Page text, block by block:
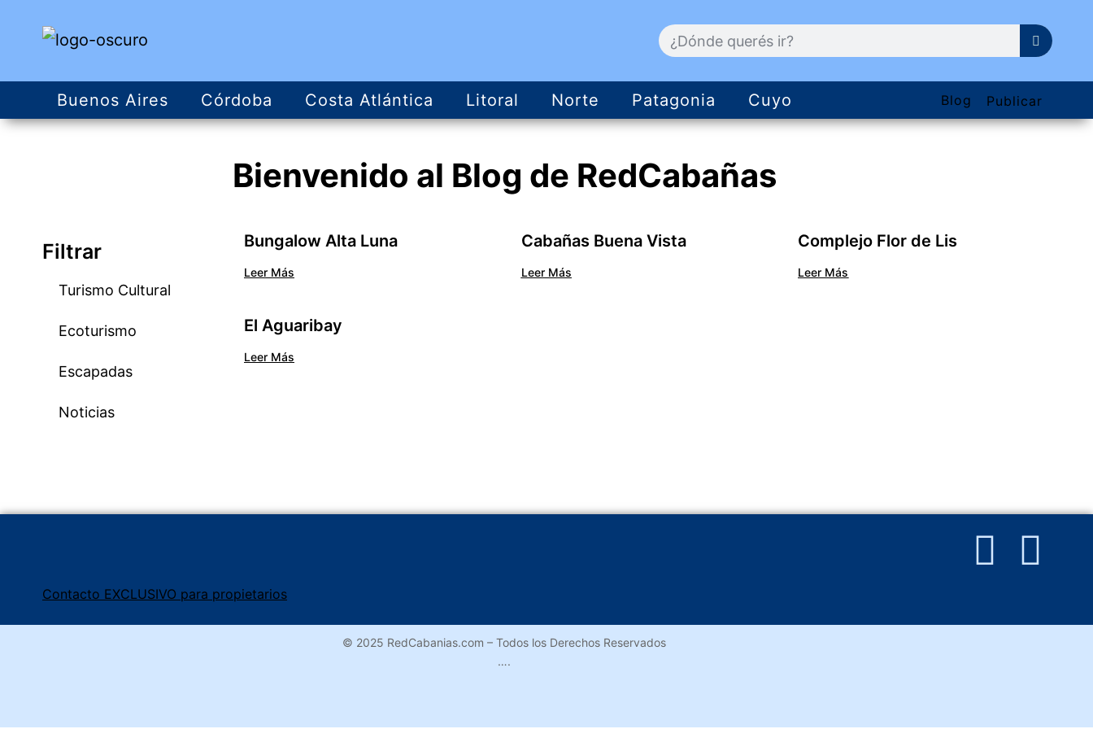
Buenos Aires Córdoba Costa Atlántica Litoral Norte Patagonia Cuyo Blog Publicar
Bienvenido al Blog de RedCabañas
Filtrar
Turismo Cultural
Ecoturismo
Escapadas
Noticias
Bungalow Alta Luna
Leer Más
Cabañas Buena Vista
Leer Más
Complejo Flor de Lis
Leer Más
El Aguaribay
Leer Más
Contacto EXCLUSIVO para propietarios
© 2025 RedCabanias.com – Todos los Derechos Reservados
….